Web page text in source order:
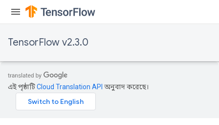
TensorFlow v2.3.0
এই পৃষ্ঠাটিCloud Translation API অনুবাদ করেছে।